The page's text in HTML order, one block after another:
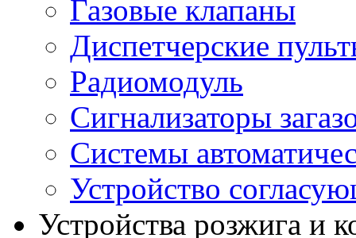
Газовые клапаны
Диспетчерские
Радиомодуль
Сигнализаторы
Системы
Устройство
Устройства розжига и